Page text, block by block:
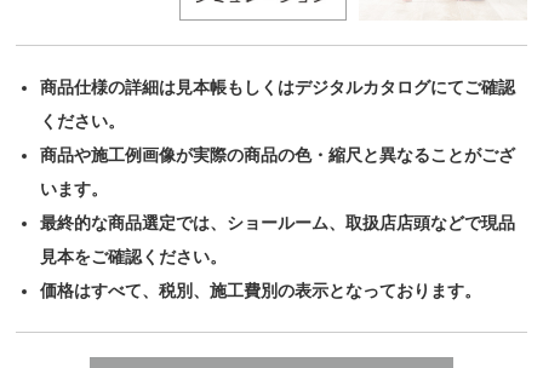
商品仕様の詳細は見本帳もしくはデジタルカタログにてご確認
ください。
商品や施工例画像が実際の商品の色・縮尺と異なることがござ
います。
最終的な商品選定では、ショールーム、取扱店店頭などで現品
見本をご確認ください。
価格はすべて、税別、施工費別の表示となっております。